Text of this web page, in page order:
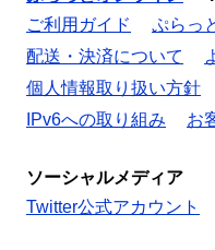
ご利用ガイド
ぷらっ
配送・決済について
個人情報取り扱い方針
IPv6への取り組み
お
ソーシャルメディア
Twitter公式アカウント